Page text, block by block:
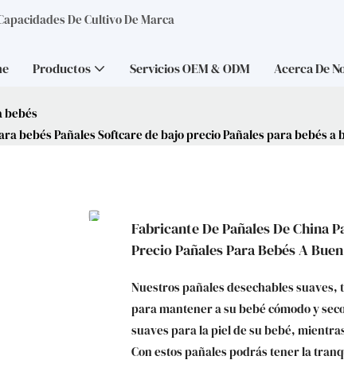
De Cultivo De Marca
Productos Servicios OEM & ODM Acerca De
bebés
bebés Pañales Softcare de bajo precio Pañales para bebés a
Fabricante De Pañales De China
Precio Pañales Para Bebés A
Nuestros pañales desechables
para mantener a su bebé cómodo y
suaves para la piel de su bebé,
Con estos pañales podrás tener la